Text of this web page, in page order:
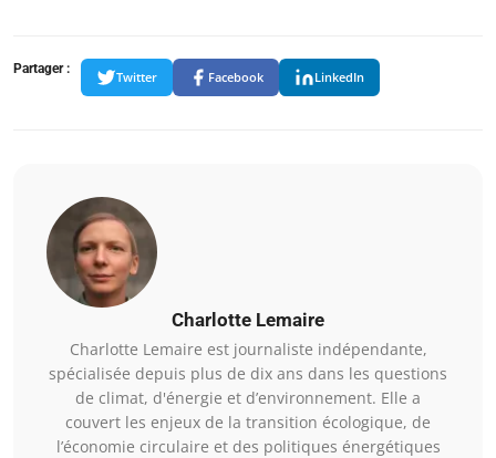
Partager :
Twitter Facebook LinkedIn
Charlotte Lemaire
Charlotte Lemaire est journaliste indépendante,
spécialisée depuis plus de dix ans dans les questions
de climat, d'énergie et d’environnement. Elle a
couvert les enjeux de la transition écologique, de
l’économie circulaire et des politiques énergétiques